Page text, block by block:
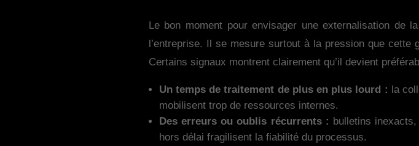
Le bon moment pour envisager une externalisation de
l’entreprise. Il se mesure surtout à la pression que cette
Certains signaux montrent clairement qu’il devient
Un temps de traitement de plus en plus lourd : la
mobilisent trop de ressources internes.
Des erreurs ou oublis récurrents : bulletins
hors délai fragilisent la fiabilité du processus.